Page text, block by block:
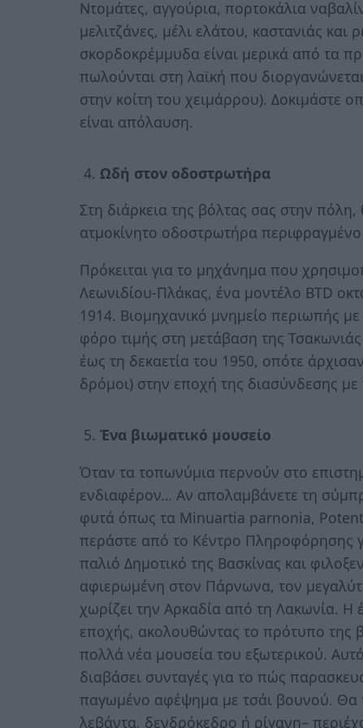
Ντομάτες, αγγούρια, πορτοκάλια
μελιτζάνες, μέλι ελάτου, καστανιάς και
σκορδοκρέμμυδα είναι μερικά από τα
πωλούνται στη λαϊκή που
στην κοίτη του χειμάρρου). Δοκιμάστε
είναι απόλαυση.
Ωδή στον οδοστρωτήρα
Στη διάρκεια της βόλτας σας στην
ατμοκίνητο οδοστρωτήρα
Πρόκειται για το μηχάνημα που
Λεωνιδίου-Πλάκας, ένα μοντέλο BTD
1914. Βιομηχανικό μνημείο περιωπής
φόρο τιμής στη μετάβαση της
έως τη δεκαετία του 1950, οπότε
δρόμοι) στην εποχή της διασύνδεσης
Ένα βιωματικό μουσείο
Όταν τα τοπωνύμια περνούν στο
ενδιαφέρον… Αν απολαμβάνετε τη
φυτά όπως τα Minuartia parnonia,
περάστε από το Κέντρο Πληροφόρησης
παλιό Δημοτικό της Βασκίνας και
αφιερωμένη στον Πάρνωνα, τον
χωρίζει την Αρκαδία από τη Λακωνία. Η
εποχής, ακολουθώντας το πρότυπο της
πολλά νέα μουσεία του εξωτερικού.
διαβάσει συνταγές για το πώς
παγωμένο αφέψημα με τσάι βουνού. Θα
λεβάντα, δενδρόκεδρο ή ρίγανη–